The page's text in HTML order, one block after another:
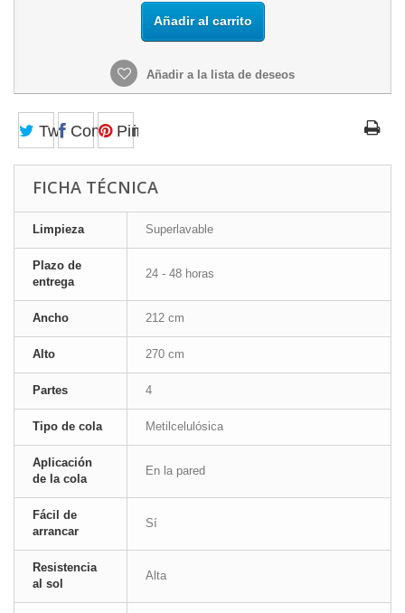
Añadir al carrito
Añadir a la lista de deseos
TweetCompartirPinterest
FICHA TÉCNICA
Limpieza Superlavable
Plazo de
entrega
24 - 48 horas
Ancho 212 cm
Alto 270 cm
Partes 4
Tipo de cola Metilcelulósica
Aplicación
de la cola
En la pared
Fácil de
arrancar
Sí
Resistencia
al sol
Alta